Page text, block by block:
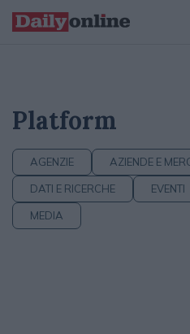
Platform
AGENZIE AZIENDE E
DATI E RICERCHE EVENTI
MEDIA